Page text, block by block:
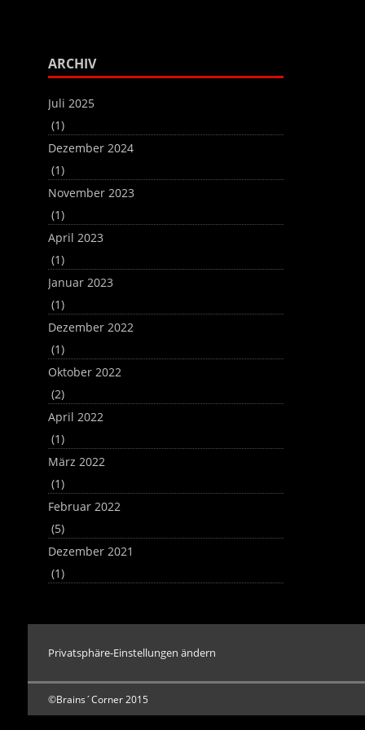
zu
ARCHIV
Juli 2025
(1)
Dezember 2024
(1)
November 2023
(1)
April 2023
(1)
Januar 2023
(1)
Dezember 2022
(1)
Oktober 2022
(2)
April 2022
(1)
März 2022
(1)
Februar 2022
(5)
Dezember 2021
(1)
Privatsphäre-Einstellungen ändern
©Brains´Corner 2015